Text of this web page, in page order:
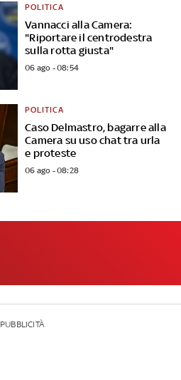
Vannacci alla Camera:
"Riportare il centrodestra
sulla rotta giusta"
POLITICA
06 ago - 08:54
Caso Delmastro, bagarre alla
Camera su uso chat tra urla
e proteste
POLITICA
06 ago - 08:28
PUBBLICITÀ